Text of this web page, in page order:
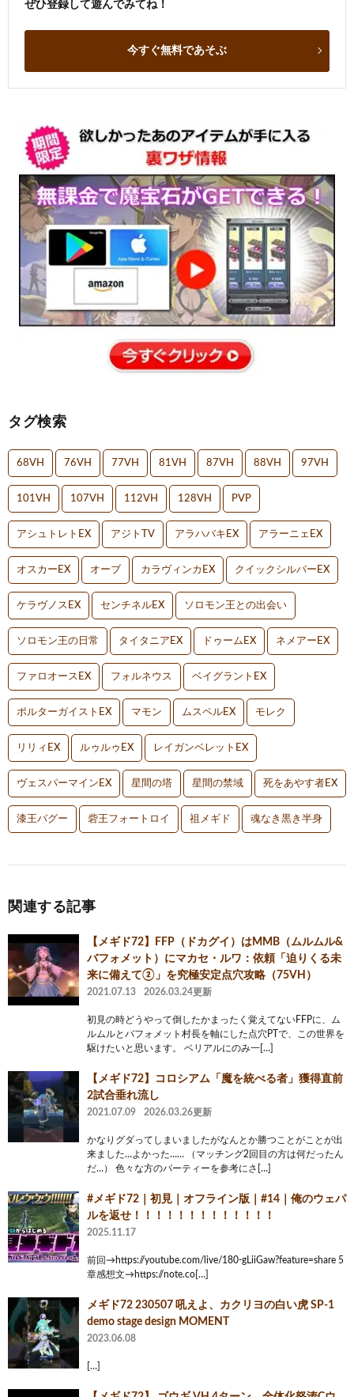
ぜひ登録して遊んでみてね！
今すぐ無料であそぶ
タグ検索
68VH 76VH 77VH 81VH 87VH 88VH 97VH
101VH 107VH 112VH 128VH PVP
アシュトレトEX アジトTV アラハバキEX アラーニェEX
オスカーEX オーブ カラヴィンカEX クイックシルバーEX
ケラヴノスEX センチネルEX ソロモン王との出会い
ソロモン王の日常 タイタニアEX ドゥームEX ネメアーEX
ファロオースEX フォルネウス ベイグラントEX
ポルターガイストEX マモン ムスペルEX モレク
リリィEX ルゥルゥEX レイガンベレットEX
ヴェスパーマインEX 星間の塔 星間の禁域 死をあやす者EX
漆王バグー 砦王フォートロイ 祖メギド 魂なき黒き半身
関連する記事
【メギド72】FFP（ドカグイ）はMMB（ムルムル&
バフォメット）にマカセ・ルワ：依頼「迫りくる未
来に備えて②」を究極安定点穴攻略（75VH）
2021.07.13 2026.03.24更新
初見の時どうやって倒したかまったく覚えてないFFPに、ム
ルムルとバフォメット村長を軸にした点穴PTで、この世界を
駆けたいと思います。 ベリアルにのみ一[…]
【メギド72】コロシアム「魔を統べる者」獲得直前
2試合垂れ流し
2021.07.09 2026.03.26更新
かなりグダってしまいましたがなんとか勝つことがことが出
来ました…よかった…… （マッチング2回目の方は何だったん
だ…） 色々な方のパーティーを参考にさ[…]
#メギド72｜初見｜オフライン版｜#14｜俺のウェパ
ルを返せ！！！！！！！！！！！！！
2025.11.17
前回→https://youtube.com/live/180-gLiiGaw?feature=share 5
章感想文→https://note.co[…]
メギド72 230507 吼えよ、カクリヨの白い虎 SP-1
demo stage design MOMENT
2023.06.08
[…]